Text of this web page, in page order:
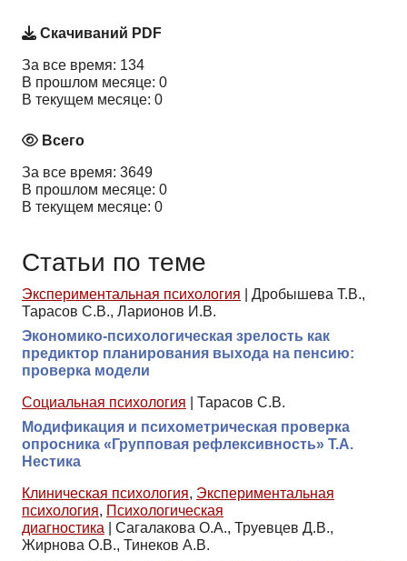
Скачиваний PDF
За все время: 134
В прошлом месяце: 0
В текущем месяце: 0
Всего
За все время: 3649
В прошлом месяце: 0
В текущем месяце: 0
Статьи по теме
Экспериментальная психология
Дробышева Т.В.,
Тарасов С.В., Ларионов И.В.
Экономико-психологическая зрелость как
предиктор планирования выхода на пенсию:
проверка модели
Социальная психология
Тарасов С.В.
Модификация и психометрическая проверка
опросника «Групповая рефлексивность» Т.А.
Нестика
Клиническая психология, Экспериментальная
психология, Психологическая
диагностика
Сагалакова О.А., Труевцев Д.В.,
Жирнова О.В., Тинеков А.В.